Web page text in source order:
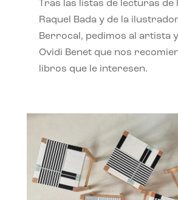
Tras las listas de lecturas de
Raquel Bada y de la
Berrocal, pedimos al artista
Ovidi Benet que nos
libros que le interesen.